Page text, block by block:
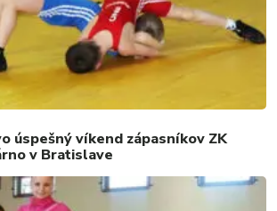
úspešný víkend zápasníkov ZK
v Bratislave